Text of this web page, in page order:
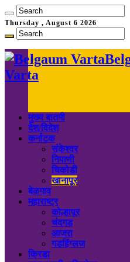
Thursday , August 6 2026
Varta
मुख्य बातमी
देश/विदेश
कर्नाटक
संकेश्वर
निपाणी
चिकोडी
खानापूर
बेळगाव
महाराष्ट्र
कोल्हापूर
चंदगड
आजरा
गडहिंग्लज
क्रिडा